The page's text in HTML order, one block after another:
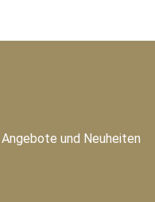
und Neuheiten